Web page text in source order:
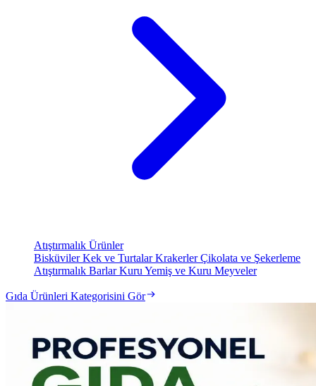
Atıştırmalık Ürünler
BisküvilerKek ve TurtalarKrakerlerÇikolata ve Şekerleme
Atıştırmalık BarlarKuru Yemiş ve Kuru Meyveler
Gıda Ürünleri Kategorisini Gör